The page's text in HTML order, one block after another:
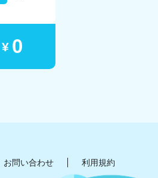
¥ 0
お問い合わせ 利用規約